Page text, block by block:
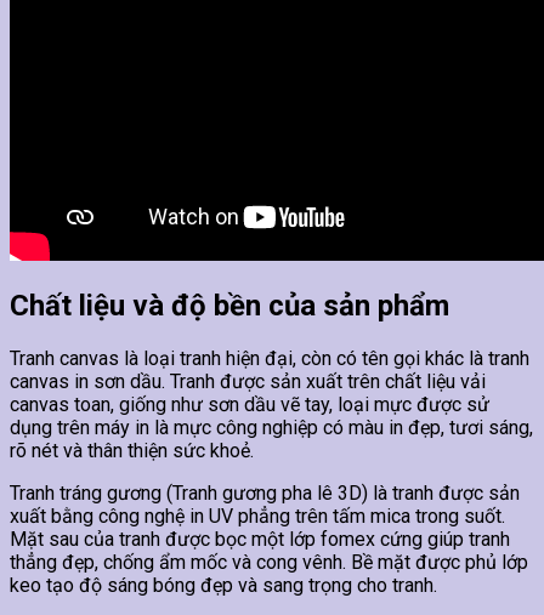
Chất liệu và độ bền của sản phẩm
Tranh canvas là loại tranh hiện đại, còn có tên gọi khác là tranh
canvas in sơn dầu. Tranh được sản xuất trên chất liệu vải
canvas toan, giống như sơn dầu vẽ tay, loại mực được sử
dụng trên máy in là mực công nghiệp có màu in đẹp, tươi sáng,
rõ nét và thân thiện sức khoẻ.
Tranh tráng gương (Tranh gương pha lê 3D) là tranh được sản
xuất bằng công nghệ in UV phẳng trên tấm mica trong suốt.
Mặt sau của tranh được bọc một lớp fomex cứng giúp tranh
thẳng đẹp, chống ẩm mốc và cong vênh. Bề mặt được phủ lớp
keo tạo độ sáng bóng đẹp và sang trọng cho tranh.